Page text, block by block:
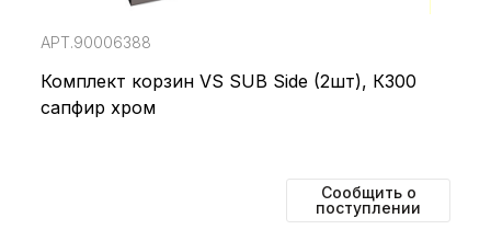
АРТ.90006388
Комплект корзин VS SUB Side (2шт), К300
сапфир хром
Сообщить о
поступлении